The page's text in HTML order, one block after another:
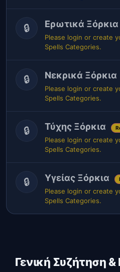
🔒 Ερωτικά Ξόρκια
Please login or create
Spells Categories.
🔒 Νεκρικά Ξόρκια
Please login or create
Spells Categories.
🔒 Τύχης Ξόρκια
Please login or create
Spells Categories.
🔒 Υγείας Ξόρκια
Please login or create
Spells Categories.
Γενική Συζήτηση &